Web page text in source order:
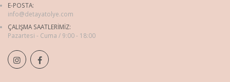
E-POSTA:
info@detayatolye.com
ÇALIŞMA SAATLERIMIZ:
Pazartesi - Cuma / 9:00 - 18:00